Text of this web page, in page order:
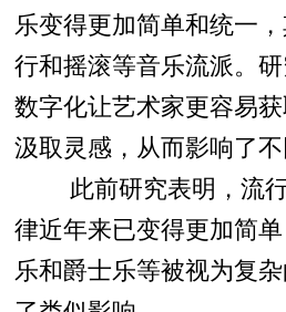
乐变得更加简单和统一
行和摇滚等音乐流派。
数字化让艺术家更容易
汲取灵感，从而影响了不
此前研究表明，流行
律近年来已变得更加简
乐和爵士乐等被视为复